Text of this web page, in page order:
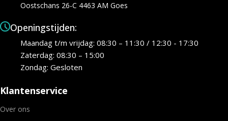
Oostschans 26-C 4463 AM Goes
Openingstijden:
Maandag t/m vrijdag: 08:30 – 11:30 / 12:30 - 17:30
Zaterdag: 08:30 – 15:00
Zondag: Gesloten
Klantenservice
Over ons